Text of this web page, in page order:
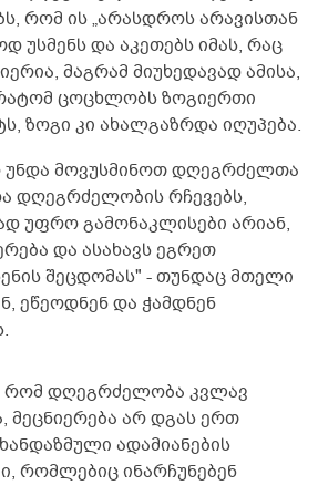
რომ ის „არასდროს არავისთან
უსმენს და აკეთებს იმას, რაც
მაგრამ მიუხედავად ამისა,
ცოცხლობს ზოგიერთი
ზოგი კი ახალგაზრდა იღუპება.
უნდა მოვუსმინოთ დღეგრძელთა
დღეგრძელობის რჩევებს,
უფრო გამონაკლისები არიან,
და ასახავს ეგრეთ
შეცდომას" - თუნდაც მთელი
ეწეოდნენ და ჭამდნენ
რომ დღეგრძელობა კვლავ
მეცნიერება არ დგას ერთ
ადამიანების
რომლებიც ინარჩუნებენ